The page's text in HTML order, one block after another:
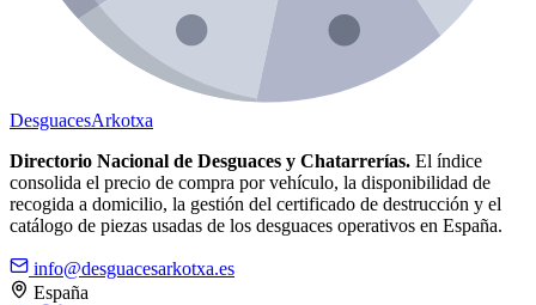
DesguacesArkotxa
Directorio Nacional de Desguaces y Chatarrerías. El índice
consolida el precio de compra por vehículo, la disponibilidad de
recogida a domicilio, la gestión del certificado de destrucción y el
catálogo de piezas usadas de los desguaces operativos en España.
info@desguacesarkotxa.es
España